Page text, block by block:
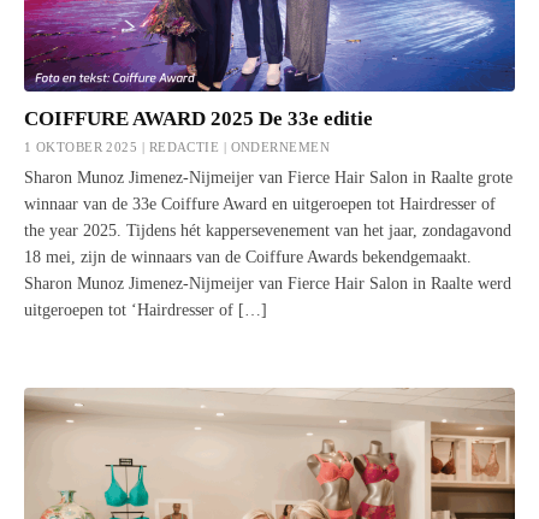
COIFFURE AWARD 2025 De 33e editie
1 OKTOBER 2025 | REDACTIE | ONDERNEMEN
Sharon Munoz Jimenez-Nijmeijer van Fierce Hair Salon in Raalte grote
winnaar van de 33e Coiffure Award en uitgeroepen tot Hairdresser of
the year 2025. Tijdens hét kappersevenement van het jaar, zondagavond
18 mei, zijn de winnaars van de Coiffure Awards bekendgemaakt.
Sharon Munoz Jimenez-Nijmeijer van Fierce Hair Salon in Raalte werd
uitgeroepen tot ‘Hairdresser of […]